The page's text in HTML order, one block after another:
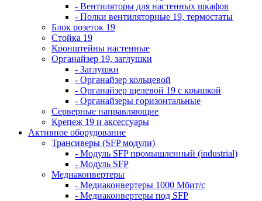
- Вентиляторы для настенных шкафов
- Полки вентиляторные 19, термостаты
Блок розеток 19
Стойка 19
Кронштейны настенные
Органайзер 19, заглушки
- Заглушки
- Органайзер кольцевой
- Органайзер щелевой 19 с крышкой
- Органайзеры горизонтальные
Серверные направляющие
Крепеж 19 и аксессуары
Активное оборудование
Трансиверы (SFP модули)
- Модуль SFP промышленный (industrial)
- Модуль SFP
Медиаконвертеры
- Медиаконвертеры 1000 Мбит/с
- Медиаконвертеры под SFP